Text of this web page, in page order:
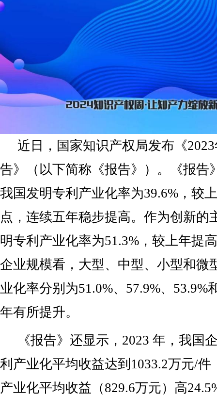
近日，国家知识产权局发布《
告》（以下简称《报告》）。《报告
我国发明专利产业化率为39.6%，较
点，连续五年稳步提高。作为创新的
明专利产业化率为51.3%，较上年提
企业规模看，大型、中型、小型和微
业化率分别为51.0%、57.9%、53.9%
年有所提升。
《报告》还显示，2023 年，我国
利产业化平均收益达到1033.2万元/
产业化平均收益（829.6万元）高